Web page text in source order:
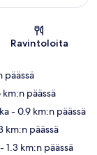
Ravintoloita
päässä
päässä
- 0.9 km:n päässä
km:n päässä
- 1.3 km:n päässä